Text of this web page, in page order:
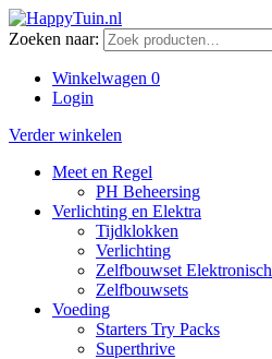
Zoeken naar:
Winkelwagen 0
Login
Verder winkelen
Meet en Regel
PH Beheersing
Verlichting en Elektra
Tijdklokken
Verlichting
Zelfbouwset Elektronisch
Zelfbouwsets
Voeding
Starters Try Packs
Superthrive